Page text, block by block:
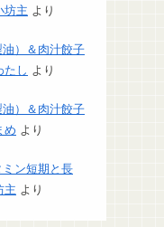
坊主 より
）＆肉汁餃子
たし より
）＆肉汁餃子
め より
ン短期と長
主 より